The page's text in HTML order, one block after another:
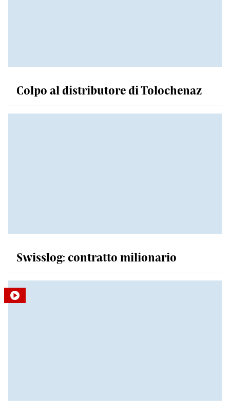
Colpo al distributore di Tolochenaz
Swisslog: contratto milionario